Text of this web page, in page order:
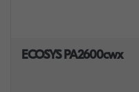
ECOSYS PA2600cwx